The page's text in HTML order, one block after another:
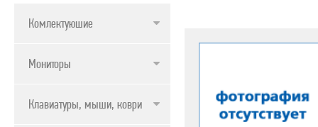
Комлектуюшие
Мониторы
Клавиатуры, мыши, коврики